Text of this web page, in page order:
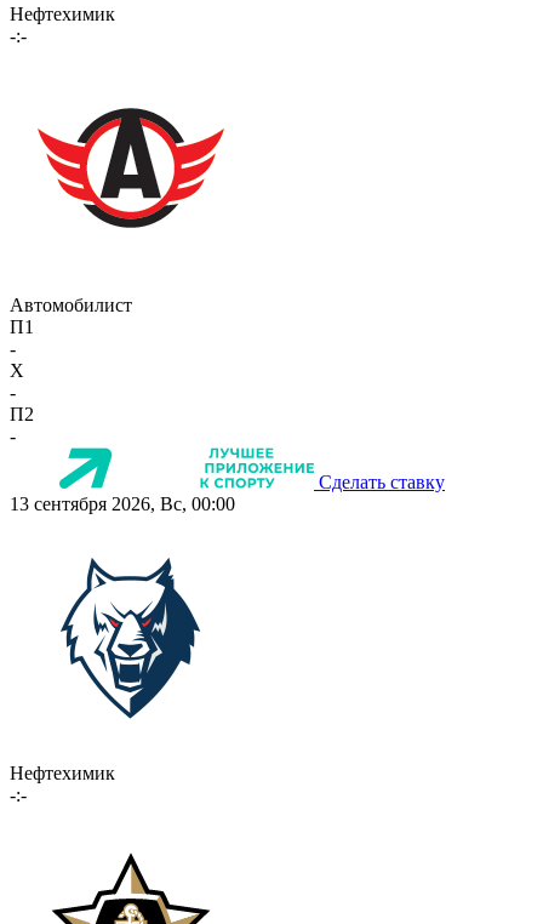
Нефтехимик
-:-
Автомобилист
П1
-
X
-
П2
-
Сделать ставку
13 сентября 2026, Вс, 00:00
Нефтехимик
-:-